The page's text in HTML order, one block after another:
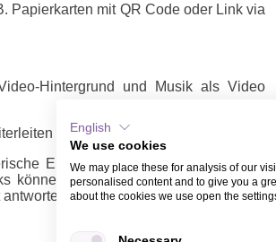
Papierkarten mit QR Code oder Link via
Hintergrund und Musik als Video
oder per Link / Video teilen
Email oder Link / Video, das Sie
können sich mit Name und Email bei
z.B. über WhatsApp.
English
We use cookies
We may place these for analysis of our
personalised content and to give you a
about the cookies we use open the